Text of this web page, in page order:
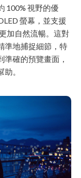
100% 視野的優
螢幕，並支援
加自然流暢。這對
準地捕捉細節，特
確的預覽畫面，
。